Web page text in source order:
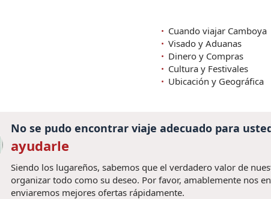
Cuando viajar Camboya
Visado y Aduanas
Dinero y Compras
Cultura y Festivales
Ubicación y Geográfica
No se pudo encontrar viaje adecuado para
ayudarle
Siendo los lugareños, sabemos que el verdadero valor de
organizar todo como su deseo. Por favor, amablemente nos
enviaremos mejores ofertas rápidamente.